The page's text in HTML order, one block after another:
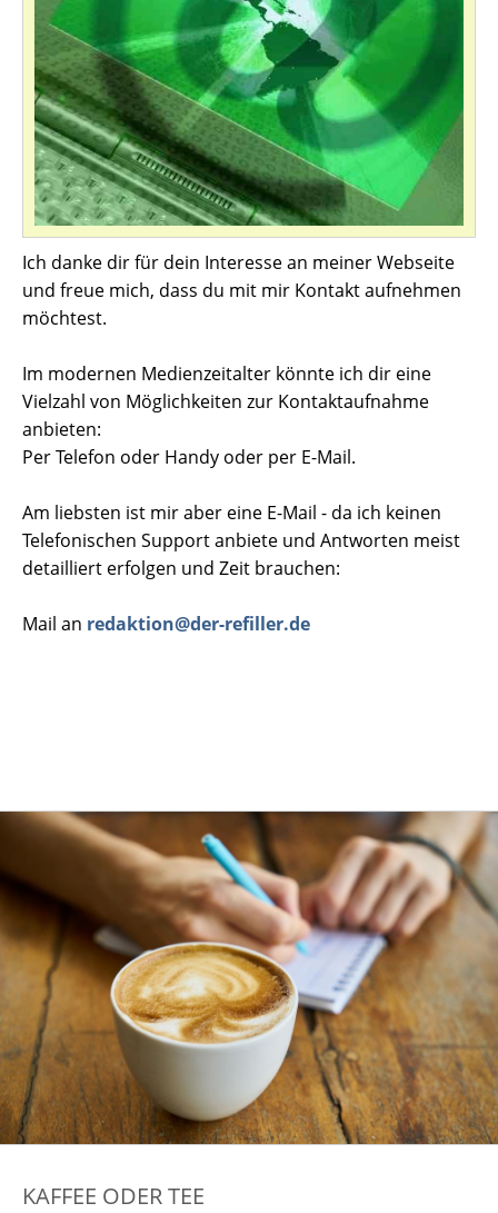
Ich danke dir für dein Interesse an meiner Webseite
und freue mich, dass du mit mir Kontakt aufnehmen
möchtest.
Im modernen Medienzeitalter könnte ich dir eine
Vielzahl von Möglichkeiten zur Kontaktaufnahme
anbieten:
Per Telefon oder Handy oder per E-Mail.
Am liebsten ist mir aber eine E-Mail - da ich keinen
Telefonischen Support anbiete und Antworten meist
detailliert erfolgen und Zeit brauchen:
Mail an redaktion@der-refiller.de
KAFFEE ODER TEE